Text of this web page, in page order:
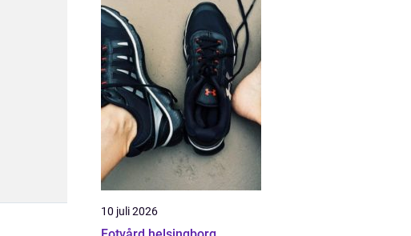
10 juli 2026